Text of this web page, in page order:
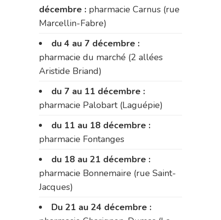
décembre : pharmacie Carnus (rue
Marcellin-Fabre)
du 4 au 7 décembre :
pharmacie du marché (2 allées
Aristide Briand)
du 7 au 11 décembre :
pharmacie Palobart (Laguépie)
du 11 au 18 décembre :
pharmacie Fontanges
du 18 au 21 décembre :
pharmacie Bonnemaire (rue Saint-
Jacques)
Du 21 au 24 décembre :